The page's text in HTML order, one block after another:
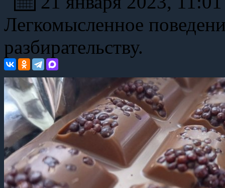
Легкомысленное
разбирательству.